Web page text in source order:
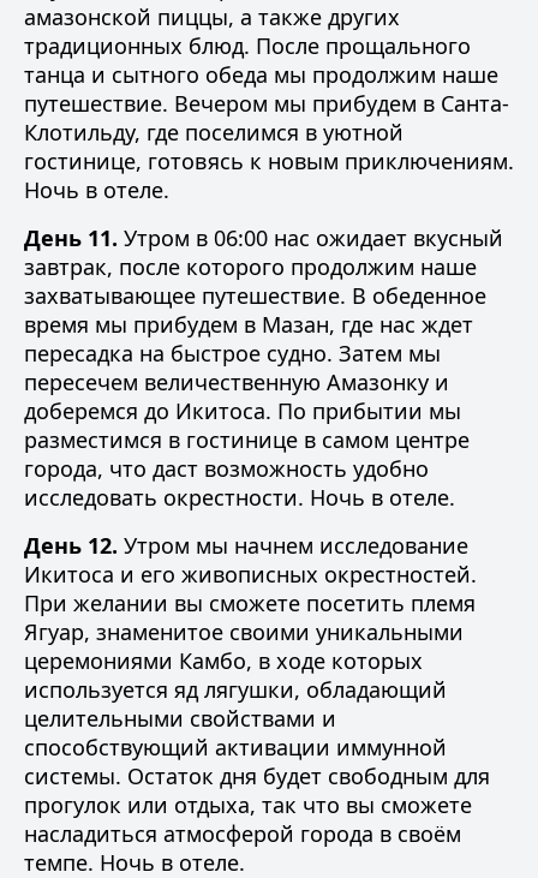
амазонской пиццы, а также других
традиционных блюд. После прощального
танца и сытного обеда мы продолжим наше
путешествие. Вечером мы прибудем в Санта-
Клотильду, где поселимся в уютной
гостинице, готовясь к новым приключениям.
Ночь в отеле.
День 11. Утром в 06:00 нас ожидает вкусный
завтрак, после которого продолжим наше
захватывающее путешествие. В обеденное
время мы прибудем в Мазан, где нас ждет
пересадка на быстрое судно. Затем мы
пересечем величественную Амазонку и
доберемся до Икитоса. По прибытии мы
разместимся в гостинице в самом центре
города, что даст возможность удобно
исследовать окрестности. Ночь в отеле.
День 12. Утром мы начнем исследование
Икитоса и его живописных окрестностей.
При желании вы сможете посетить племя
Ягуар, знаменитое своими уникальными
церемониями Камбо, в ходе которых
используется яд лягушки, обладающий
целительными свойствами и
способствующий активации иммунной
системы. Остаток дня будет свободным для
прогулок или отдыха, так что вы сможете
насладиться атмосферой города в своём
темпе. Ночь в отеле.